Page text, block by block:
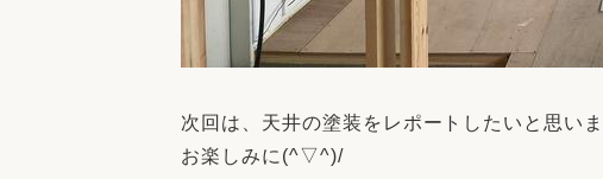
次回は、天井の塗装をレポートしたいと思いま
お楽しみに(^▽^)/